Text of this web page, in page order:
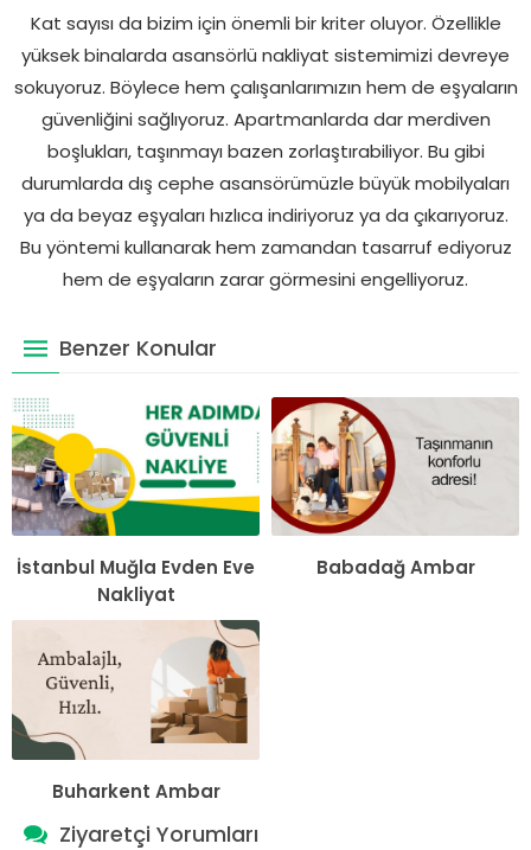
Kat sayısı da bizim için önemli bir kriter oluyor. Özellikle
yüksek binalarda asansörlü nakliyat sistemimizi devreye
sokuyoruz. Böylece hem çalışanlarımızın hem de eşyaların
güvenliğini sağlıyoruz. Apartmanlarda dar merdiven
boşlukları, taşınmayı bazen zorlaştırabiliyor. Bu gibi
durumlarda dış cephe asansörümüzle büyük mobilyaları
ya da beyaz eşyaları hızlıca indiriyoruz ya da çıkarıyoruz.
Bu yöntemi kullanarak hem zamandan tasarruf ediyoruz
hem de eşyaların zarar görmesini engelliyoruz.
Benzer Konular
İstanbul Muğla Evden Eve
Nakliyat
Babadağ Ambar
Buharkent Ambar
Ziyaretçi Yorumları